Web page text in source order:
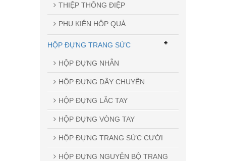
THIỆP THÔNG ĐIỆP
PHỤ KIỆN HỘP QUÀ
HỘP ĐỰNG TRANG SỨC
HỘP ĐỰNG NHẪN
HỘP ĐỰNG DÂY CHUYỀN
HỘP ĐỰNG LẮC TAY
HỘP ĐỰNG VÒNG TAY
HỘP ĐỰNG TRANG SỨC CƯỚI
HỘP ĐỰNG NGUYÊN BỘ TRANG
+